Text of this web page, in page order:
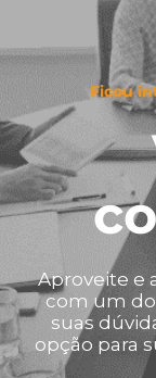
Ficou
Aproveite e
com um
suas
opção para